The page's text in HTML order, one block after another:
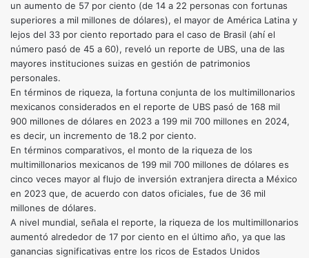
un aumento de 57 por ciento (de 14 a 22 personas con fortunas
superiores a mil millones de dólares), el mayor de América Latina y
lejos del 33 por ciento reportado para el caso de Brasil (ahí el
número pasó de 45 a 60), reveló un reporte de UBS, una de las
mayores instituciones suizas en gestión de patrimonios
personales.
En términos de riqueza, la fortuna conjunta de los multimillonarios
mexicanos considerados en el reporte de UBS pasó de 168 mil
900 millones de dólares en 2023 a 199 mil 700 millones en 2024,
es decir, un incremento de 18.2 por ciento.
En términos comparativos, el monto de la riqueza de los
multimillonarios mexicanos de 199 mil 700 millones de dólares es
cinco veces mayor al flujo de inversión extranjera directa a México
en 2023 que, de acuerdo con datos oficiales, fue de 36 mil
millones de dólares.
A nivel mundial, señala el reporte, la riqueza de los multimillonarios
aumentó alrededor de 17 por ciento en el último año, ya que las
ganancias significativas entre los ricos de Estados Unidos